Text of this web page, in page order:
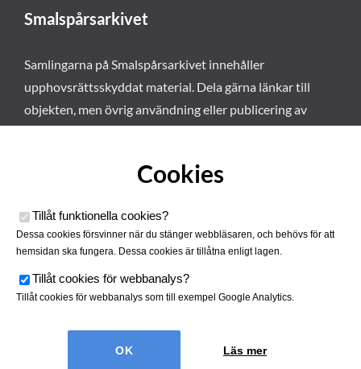
Smalspårsarkivet
Samlingarna på Smalspårsarkivet innehåller
upphovsrättsskyddat material. Dela gärna länkar till
objekten, men övrig användning eller publicering av
Smalspårsarkivet drivs av
Tjustbygdens Järnvägsförening
Cookies
Tillåt funktionella cookies?
Dessa cookies försvinner när du stänger webbläsaren, och behövs för att
hemsidan ska fungera. Dessa cookies är tillåtna enligt lagen.
Tillåt cookies för webbanalys?
Tillåt cookies för webbanalys som till exempel Google Analytics.
Läs mer